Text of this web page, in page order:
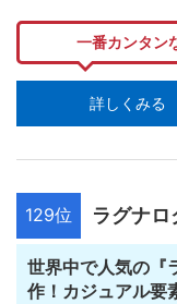
一番カンタン
詳しくみる
129位 ラグナロ
世界中で人気の『
作！カジュアル要